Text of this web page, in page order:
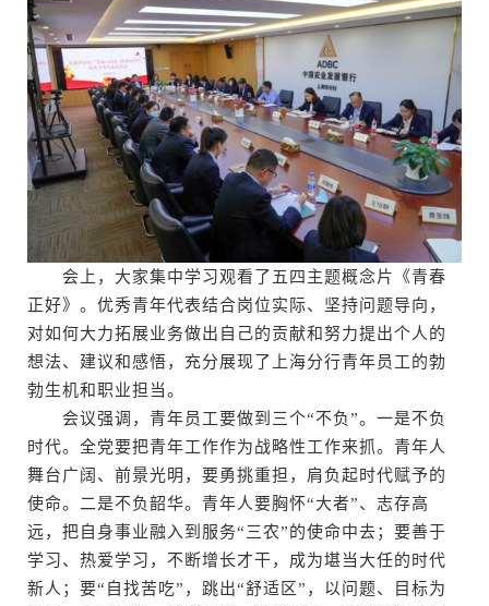
会上，大家集中学习观看了五四主题概念片《青春
正好》。优秀青年代表结合岗位实际、坚持问题导向，
对如何大力拓展业务做出自己的贡献和努力提出个人的
想法、建议和感悟，充分展现了上海分行青年员工的勃
勃生机和职业担当。
会议强调，青年员工要做到三个“不负”。一是不负
时代。全党要把青年工作作为战略性工作来抓。青年人
舞台广阔、前景光明，要勇挑重担，肩负起时代赋予的
使命。二是不负韶华。青年人要胸怀“大者”、志存高
远，把自身事业融入到服务“三农”的使命中去；要善于
学习、热爱学习，不断增长才干，成为堪当大任的时代
新人；要“自找苦吃”，跳出“舒适区”，以问题、目标为